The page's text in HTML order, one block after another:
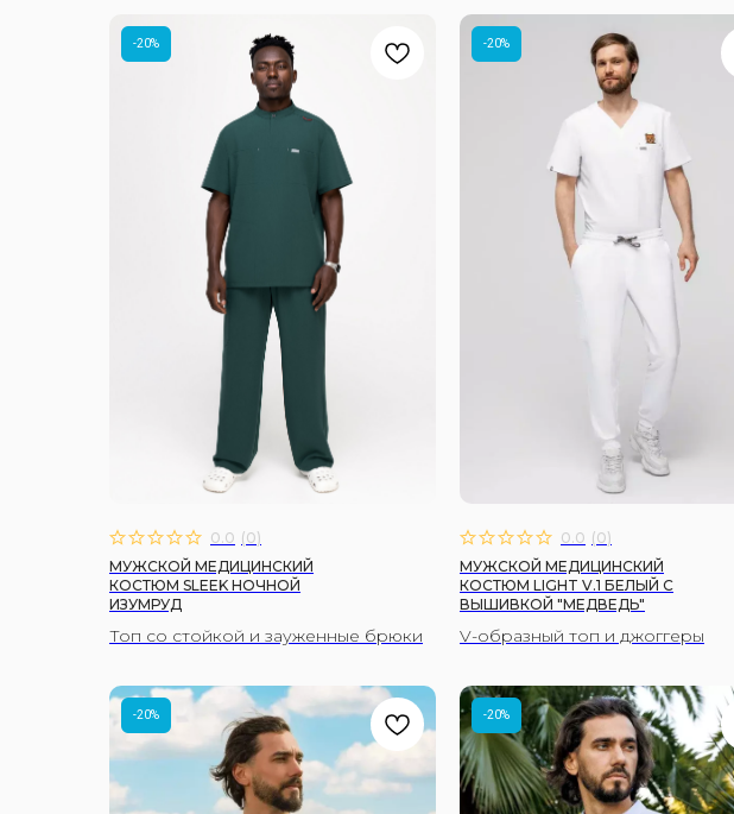
-20%
0.0 (0)
МУЖСКОЙ МЕДИЦИНСКИЙ
КОСТЮМ SLEEK НОЧНОЙ
ИЗУМРУД
Топ со стойкой и зауженные брюки
-20%
0.0 (0)
МУЖСКОЙ МЕДИЦИНСКИЙ
КОСТЮМ LIGHT V.1 БЕЛЫЙ C
ВЫШИВКОЙ "МЕДВЕДЬ"
V-образный топ и джоггеры
-20% -20%